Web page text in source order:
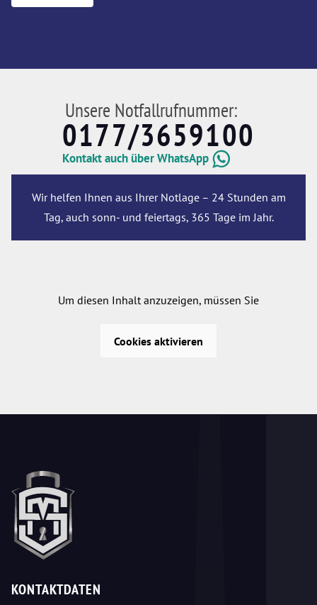
Unsere Notfallrufnummer:
0177/3659100
Kontakt auch über WhatsApp
Wir helfen Ihnen aus Ihrer Notlage – 24 Stunden am
Tag, auch sonn- und feiertags, 365 Tage im Jahr.
Um diesen Inhalt anzuzeigen, müssen Sie
Cookies aktivieren
KONTAKTDATEN